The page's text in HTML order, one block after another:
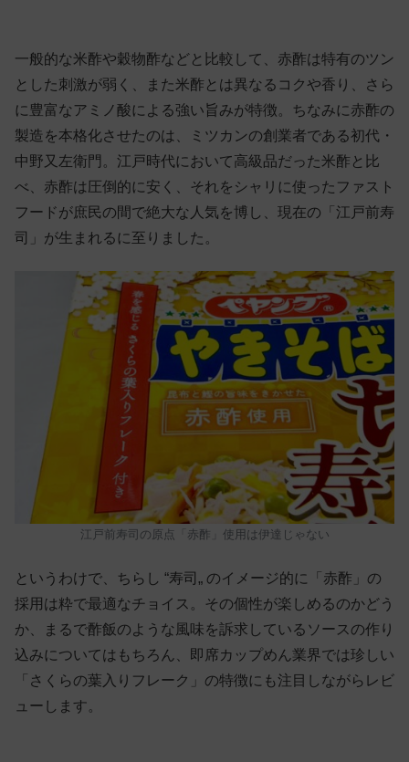
一般的な米酢や穀物酢などと比較して、赤酢は特有のツン
とした刺激が弱く、また米酢とは異なるコクや香り、さら
に豊富なアミノ酸による強い旨みが特徴。ちなみに赤酢の
製造を本格化させたのは、ミツカンの創業者である初代・
中野又左衛門。江戸時代において高級品だった米酢と比
べ、赤酢は圧倒的に安く、それをシャリに使ったファスト
フードが庶民の間で絶大な人気を博し、現在の「江戸前寿
司」が生まれるに至りました。
江戸前寿司の原点「赤酢」使用は伊達じゃない
というわけで、ちらし “寿司„ のイメージ的に「赤酢」の
採用は粋で最適なチョイス。その個性が楽しめるのかどう
か、まるで酢飯のような風味を訴求しているソースの作り
込みについてはもちろん、即席カップめん業界では珍しい
「さくらの葉入りフレーク」の特徴にも注目しながらレビ
ューします。